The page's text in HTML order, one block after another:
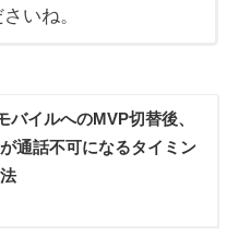
いね。
バイルへのMVP切替後、
通話不可になるタイミン